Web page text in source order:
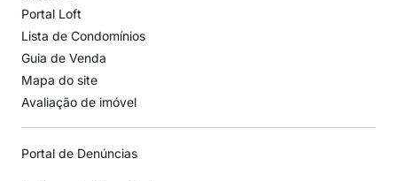
Portal Loft
Lista de Condomínios
Guia de Venda
Mapa do site
Avaliação de imóvel
Portal de Denúncias